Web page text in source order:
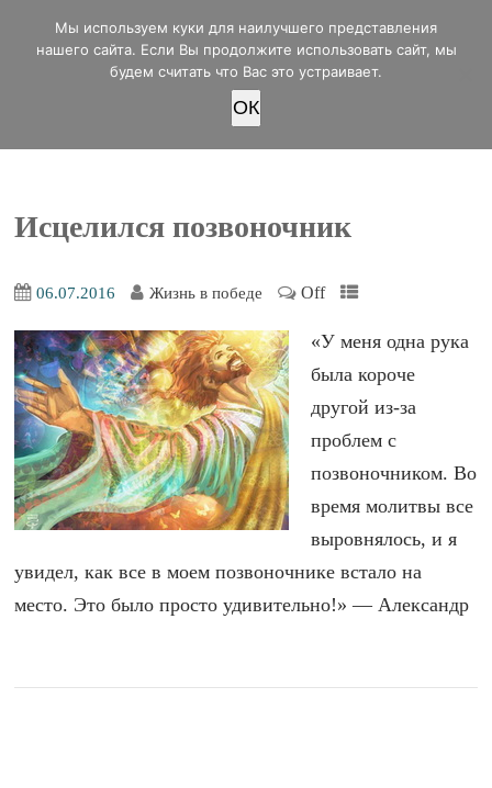
office@lifeinvictory.ru
+7 950 189 4420
Россия, г.Оренбург, ул.Мира 32/2
Исцелился позвоночник
06.07.2016 Жизнь в победе Off
«У меня одна рука
была короче
другой из-за
проблем с
позвоночником. Во
время молитвы все
выровнялось, и я
увидел, как все в моем позвоночнике встало на
место. Это было просто удивительно!» — Александр
Мы используем куки для наилучшего представления
нашего сайта. Если Вы продолжите использовать сайт, мы
будем считать что Вас это устраивает.
OК